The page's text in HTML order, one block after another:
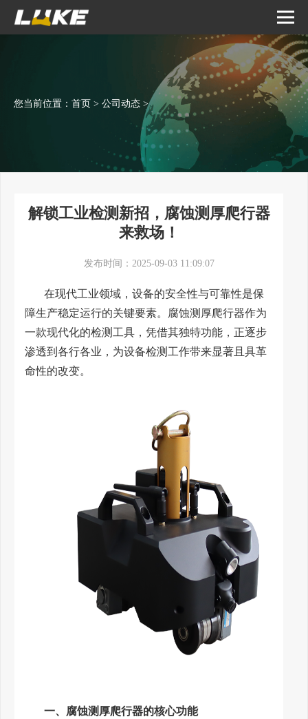
您当前位置： 首页 > 公司动态 >
解锁工业检测新招，腐蚀测厚爬行器
来救场！
发布时间：2025-09-03 11:09:07
在现代工业领域，设备的安全性与可靠性是保
障生产稳定运行的关键要素。腐蚀测厚爬行器作为
一款现代化的检测工具，凭借其独特功能，正逐步
渗透到各行各业，为设备检测工作带来显著且具革
命性的改变。
一、腐蚀测厚爬行器的核心功能